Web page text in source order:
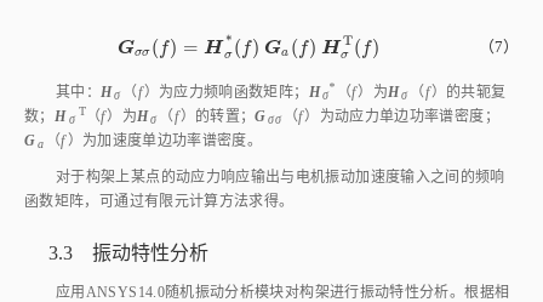
Gσσ ( f) = H *
σ ( f) Ga ( f) H T
σ ( f)
Gσσf =Hσ*f Gaf Hσ Tf （7）
其中：Hσ （f）为应力频响函数矩阵； Hσ
* （f）为Hσ （f）的共轭复
数； H σ
T （f）为Hσ （f）的转置；G σσ （f）为动应力单边功率谱密度；
Ga （f ）为加速度单边功率谱密度。
对于构架上某点的动应力响应输出与电机振动加速度输入之间的频响
函数矩阵，可通过有限元计算方法求得。
3.3 振动特性分析
应用ANSYS14.0随机振动分析模块对构架进行振动特性分析。根据相